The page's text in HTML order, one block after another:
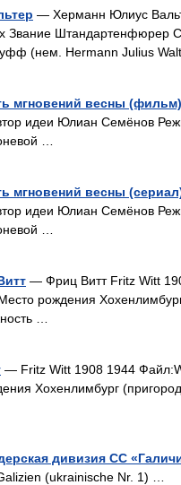
— Херманн Юлиус
Звание Штандартенфюрер
(нем. Hermann Julius
мгновений весны (фильм)
идеи Юлиан Семёнов
…
мгновений весны
идеи Юлиан Семёнов
…
— Фриц Витт Fritz Witt
рождения
…
— Fritz Witt 1908 1944
Хохенлимбург
дивизия СС
(ukrainische Nr. 1) …